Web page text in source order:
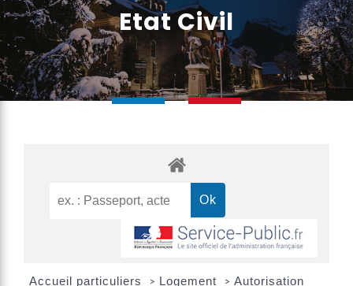
Etat Civil
Accueil particuliers > Logement > Autorisation